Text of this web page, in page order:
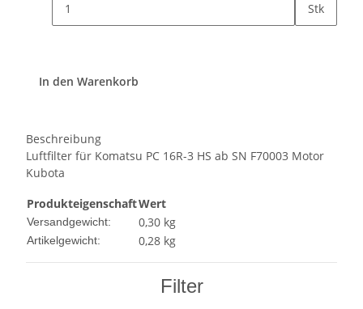
Stk
In den Warenkorb
Beschreibung
Luftfilter für Komatsu PC 16R-3 HS ab SN F70003 Motor
Kubota
ProdukteigenschaftWert
Versandgewicht: 0,30 kg
Artikelgewicht: 0,28 kg
Filter